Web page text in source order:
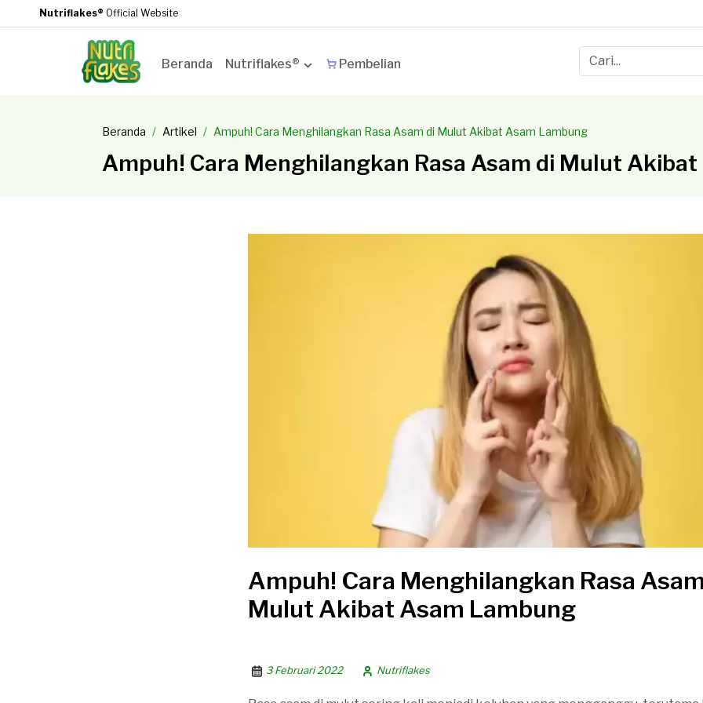
Nutriflakes® Official Website
Beranda Nutriflakes® Pembelian
Beranda Artikel Ampuh! Cara Menghilangkan Rasa Asam di Mulut Akibat Asam Lambung
Ampuh! Cara Menghilangkan Rasa Asam di Mulut
Ampuh! Cara Menghilangkan Rasa
Mulut Akibat Asam Lambung
3 Februari 2022 Nutriflakes